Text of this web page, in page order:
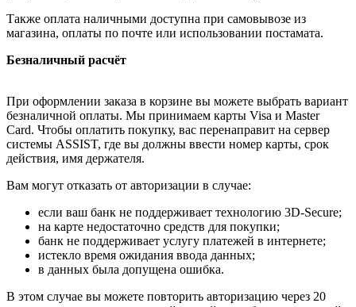
Также оплата наличными доступна при самовывозе из
магазина, оплаты по почте или использовании постамата.
Безналичный расчёт
При оформлении заказа в корзине вы можете выбрать вариант
безналичной оплаты. Мы принимаем карты Visa и Master
Card. Чтобы оплатить покупку, вас перенаправит на сервер
системы ASSIST, где вы должны ввести номер карты, срок
действия, имя держателя.
Вам могут отказать от авторизации в случае:
если ваш банк не поддерживает технологию 3D-Secure;
на карте недостаточно средств для покупки;
банк не поддерживает услугу платежей в интернете;
истекло время ожидания ввода данных;
в данных была допущена ошибка.
В этом случае вы можете повторить авторизацию через 20